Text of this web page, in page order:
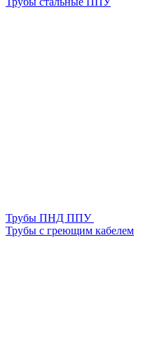
Трубы ПНД ППУ
Трубы с греющим кабелем